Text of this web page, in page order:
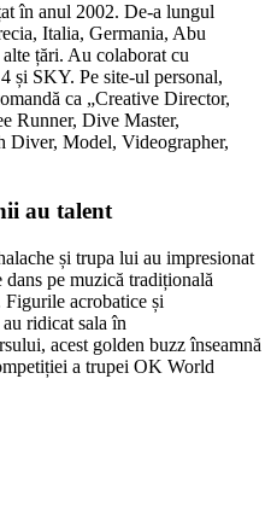
în anul 2002. De-a lungul
Italia, Germania, Abu
țări. Au colaborat cu
și SKY. Pe site-ul personal,
ca „Creative Director,
Runner, Dive Master,
Diver, Model, Videographer,
au talent
și trupa lui au impresionat
pe muzică tradițională
Figurile acrobatice și
ridicat sala în
acest golden buzz înseamnă
a trupei OK World